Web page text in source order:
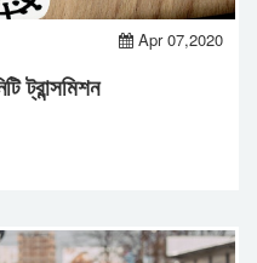
Apr 07,2020
ট্রান্সমিশন